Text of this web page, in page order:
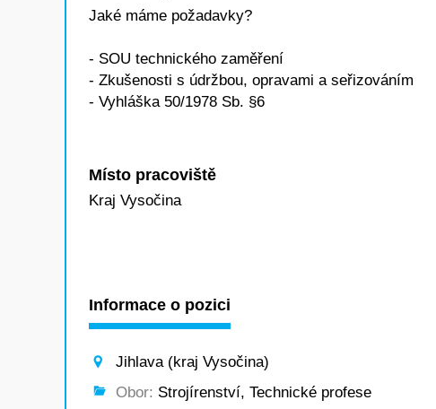
Jaké máme požadavky?
- SOU technického zaměření
- Zkušenosti s údržbou, opravami a seřizováním
- Vyhláška 50/1978 Sb. §6
Místo pracoviště
Kraj Vysočina
Informace o pozici
Jihlava (kraj Vysočina)
Obor: Strojírenství, Technické profese